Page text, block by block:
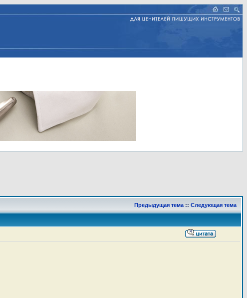
Предыдущая тема :: Следующая тема